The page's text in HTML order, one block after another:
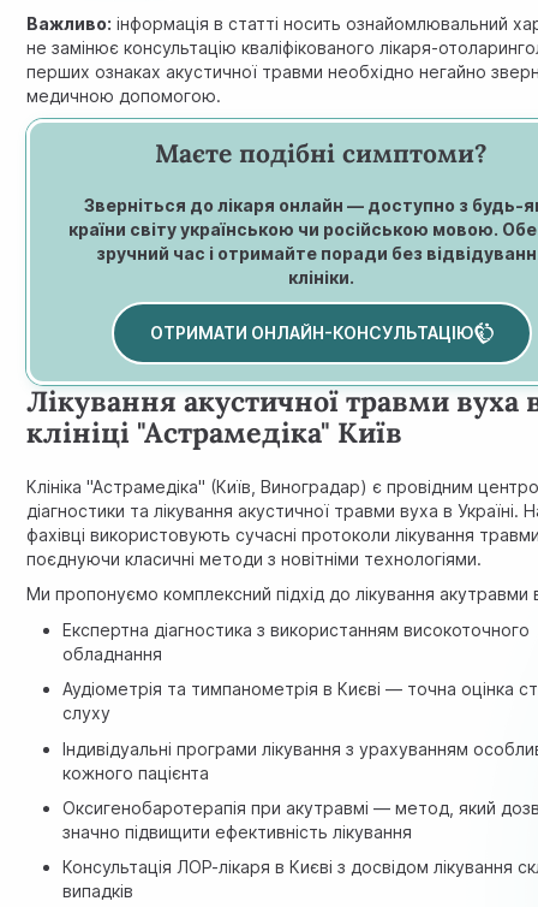
Важливо: інформація в статті носить ознайомлювальний
не замінює консультацію кваліфікованого лікаря-
перших ознаках акустичної травми необхідно негайно
медичною допомогою.
Маєте подібні симптоми?
Зверніться до лікаря онлайн — доступно з будь-
країни світу українською чи російською мовою.
зручний час і отримайте поради без
клініки.
ОТРИМАТИ ОНЛАЙН-КОНСУЛЬТАЦІЮ
Лікування акустичної травми вуха
клініці "Астрамедiка" Київ
Клініка "Астрамедiка" (Київ, Виноградар) є провідним
діагностики та лікування акустичної травми вуха в Україні.
фахівці використовують сучасні протоколи лікування
поєднуючи класичні методи з новітніми технологіями.
Ми пропонуємо комплексний підхід до лікування акутравми
Експертна діагностика з використанням високоточного
обладнання
Аудіометрія та тимпанометрія в Києві — точна оцінка
слуху
Індивідуальні програми лікування з урахуванням
кожного пацієнта
Оксигенобаротерапія при акутравмі — метод, який
значно підвищити ефективність лікування
Консультація ЛОР-лікаря в Києві з досвідом лікування
випадків